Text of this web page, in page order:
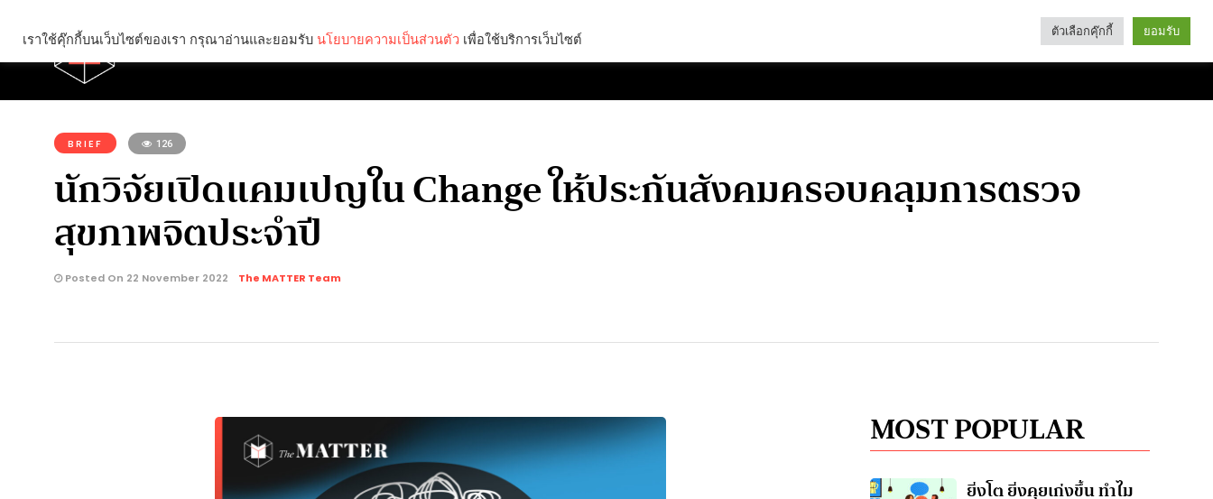
Categories
BRIEF 126
นักวิจัยเปิดแคมเปญใน Change ให้ประกันสังคมครอบคลุมการตรวจ
สุขภาพจิตประจำปี
Posted On 22 November 2022 The MATTER Team
MOST POPULAR
ยิ่งโต ยิ่งคุยเก่งขึ้น ทำไม
เราใช้คุ๊กกี้บนเว็บไซต์ของเรา กรุณาอ่านและยอมรับ นโยบายความเป็นส่วนตัว เพื่อใช้บริการเว็บไซต์ ตัวเลือกคุ๊กกี้ ยอมรับ